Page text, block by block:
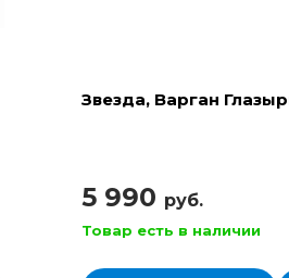
Звезда, Варган
5 990 руб.
Товар есть в наличии